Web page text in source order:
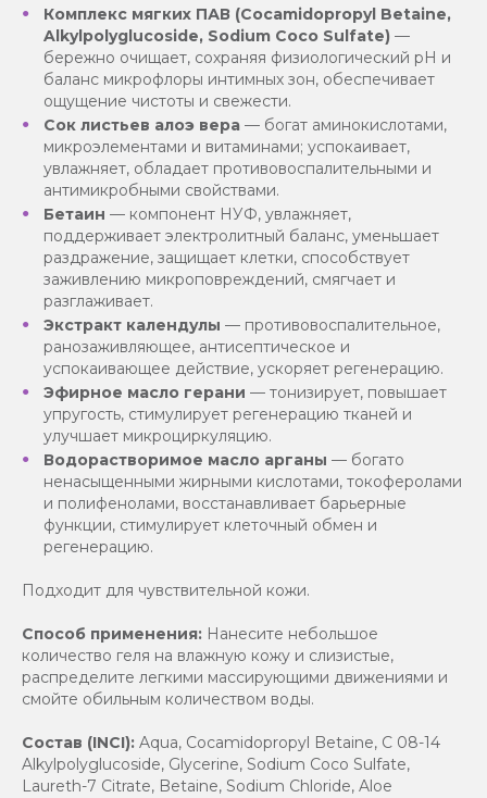
Комплекс мягких ПАВ (Cocamidopropyl Betaine,
Alkylpolyglucoside, Sodium Coco Sulfate) —
бережно очищает, сохраняя физиологический pH и
баланс микрофлоры интимных зон, обеспечивает
ощущение чистоты и свежести.
Сок листьев алоэ вера — богат аминокислотами,
микроэлементами и витаминами; успокаивает,
увлажняет, обладает противовоспалительными и
антимикробными свойствами.
Бетаин — компонент НУФ, увлажняет,
поддерживает электролитный баланс, уменьшает
раздражение, защищает клетки, способствует
заживлению микроповреждений, смягчает и
разглаживает.
Экстракт календулы — противовоспалительное,
ранозаживляющее, антисептическое и
успокаивающее действие, ускоряет регенерацию.
Эфирное масло герани — тонизирует, повышает
упругость, стимулирует регенерацию тканей и
улучшает микроциркуляцию.
Водорастворимое масло арганы — богато
ненасыщенными жирными кислотами, токоферолами
и полифенолами, восстанавливает барьерные
функции, стимулирует клеточный обмен и
регенерацию.
Подходит для чувствительной кожи.
Способ применения: Нанесите небольшое
количество геля на влажную кожу и слизистые,
распределите легкими массирующими движениями и
смойте обильным количеством воды.
Состав (INCI): Aqua, Cocamidopropyl Betaine, С 08-14
Alkylpolyglucoside, Glycerine, Sodium Coco Sulfate,
Laureth-7 Citrate, Betaine, Sodium Chloride, Aloe